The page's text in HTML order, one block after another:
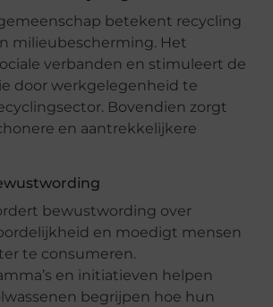
betekent recycling
milieubescherming. Het
verbanden en stimuleert de
door werkgelegenheid te
Bovendien zorgt
en aantrekkelijkere
bewustwording over
en moedigt mensen
te consumeren.
en initiatieven helpen
begrijpen hoe hun